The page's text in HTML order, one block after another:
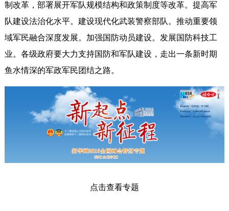
制改革，部署展开军队规模结构和政策制度等改革。提高军
队建设法治化水平。建设现代化武装警察部队。推动重要领
域军民融合深度发展。加强国防动员建设。发展国防科技工
业。各级政府要大力支持国防和军队建设，走出一条新时期
鱼水情深的军政军民团结之路。
点击查看专题